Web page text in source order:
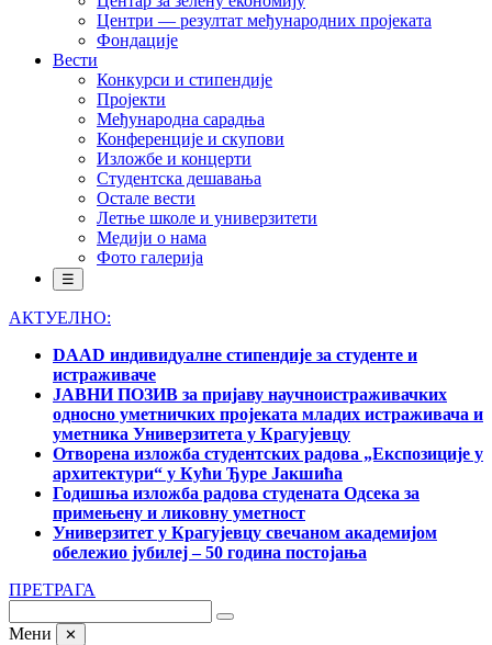
Центри — резултат међународних пројеката
Фондације
Вести
Конкурси и стипендије
Пројекти
Међународна сарадња
Конференције и скупови
Изложбе и концерти
Студентска дешавања
Остале вести
Летње школе и универзитети
Медији о нама
Фото галерија
☰
АКТУЕЛНО:
DAAD индивидуалне стипендије за студенте и
истраживаче
ЈАВНИ ПОЗИВ за пријаву научноистраживачких
односно уметничких пројеката младих истраживача и
уметника Универзитета у Крагујевцу
Отворена изложба студентских радова „Експозиције у
архитектури“ у Кући Ђуре Јакшића
Годишња изложба радова студената Одсека за
примењену и ликовну уметност
Универзитет у Крагујевцу свечаном академијом
обележио јубилеј – 50 година постојања
ПРЕТРАГА
Мени ✕